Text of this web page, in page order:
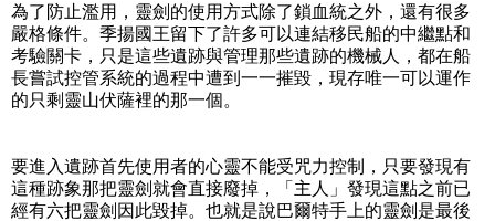
為了防止濫用，靈劍的使用方式除了鎖血統之外，還有很多
嚴格條件。季揚國王留下了許多可以連結移民船的中繼點和
考驗關卡，只是這些遺跡與管理那些遺跡的機械人，都在船
長嘗試控管系統的過程中遭到一一摧毀，現存唯一可以運作
的只剩靈山伏薩裡的那一個。
要進入遺跡首先使用者的心靈不能受咒力控制，只要發現有
這種跡象那把靈劍就會直接廢掉，「主人」發現這點之前已
經有六把靈劍因此毀掉。也就是說巴爾特手上的靈劍是最後